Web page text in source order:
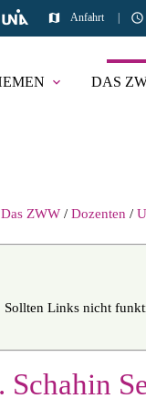
schedule
map Anfahrt
expand_more DAS
Das ZWW Dozenten
Sollten Links nicht
Schahin